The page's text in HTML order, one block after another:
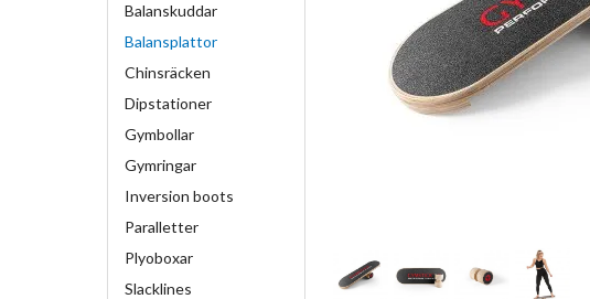
Balanskuddar
Balansplattor
Chinsräcken
Dipstationer
Gymbollar
Gymringar
Inversion boots
Paralletter
Plyoboxar
Slacklines